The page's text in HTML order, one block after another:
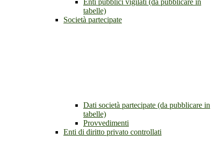
Enti pubblici vigilati (da pubblicare in
tabelle)
Società partecipate
Dati società partecipate (da pubblicare in
tabelle)
Provvedimenti
Enti di diritto privato controllati